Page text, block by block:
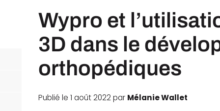
Wypro et
3D dans le
orthopédiques
Publié le 1 août 2022 par Mélanie Wallet